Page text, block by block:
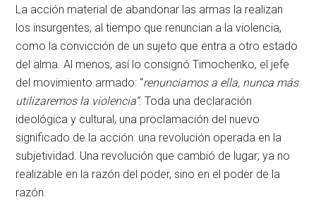
La acción material de abandonar las armas la realizan
los insurgentes, al tiempo que renuncian a la violencia,
como la convicción de un sujeto que entra a otro estado
del alma. Al menos, así lo consignó Timochenko, el jefe
del movimiento armado: “renunciamos a ella, nunca más
utilizaremos la violencia”. Toda una declaración
ideológica y cultural, una proclamación del nuevo
significado de la acción: una revolución operada en la
subjetividad. Una revolución que cambió de lugar; ya no
realizable en la razón del poder, sino en el poder de la
razón.